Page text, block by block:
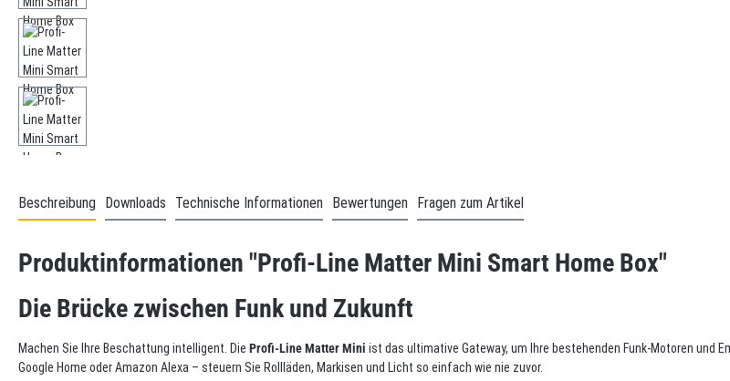
Beschreibung Downloads Technische Informationen Bewertungen Fragen zum Artikel
Produktinformationen "Profi-Line Matter Mini Smart Home Box"
Die Brücke zwischen Funk und Zukunft
Machen Sie Ihre Beschattung intelligent. Die Profi-Line Matter Mini ist das ultimative Gateway, um Ihre bestehenden Funk-Motoren und
Google Home oder Amazon Alexa – steuern Sie Rollläden, Markisen und Licht so einfach wie nie zuvor.